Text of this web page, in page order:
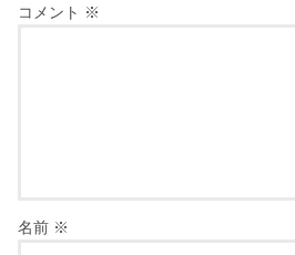
コメント ※
名前 ※